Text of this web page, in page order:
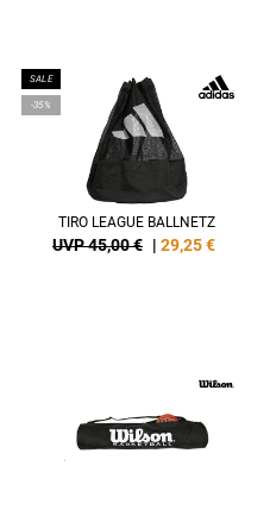
SALE
-35%
TIRO LEAGUE BALLNETZ
UVP 45,00 € | 29,25€